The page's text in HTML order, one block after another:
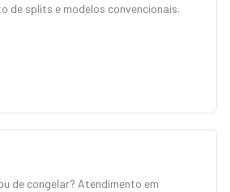
de splits e modelos convencionais.
de congelar? Atendimento em